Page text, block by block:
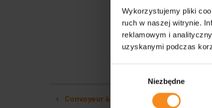
Wykorzystujemy pliki
ruch w naszej witrynie.
reklamowym i
uzyskanymi podczas
Niezbędne
Navigation
Convoyeur à bande transportant le